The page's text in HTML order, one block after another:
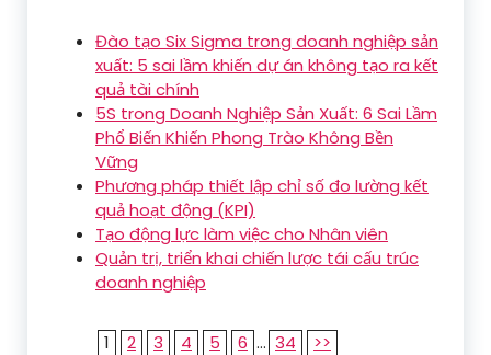
Đào tạo Six Sigma trong doanh nghiệp sản
xuất: 5 sai lầm khiến dự án không tạo ra kết
quả tài chính
5S trong Doanh Nghiệp Sản Xuất: 6 Sai Lầm
Phổ Biến Khiến Phong Trào Không Bền
Vững
Phương pháp thiết lập chỉ số đo lường kết
quả hoạt động (KPI)
Tạo động lực làm việc cho Nhân viên
Quản trị, triển khai chiến lược tái cấu trúc
doanh nghiệp
1 2 3 4 5 6 ... 34 >>